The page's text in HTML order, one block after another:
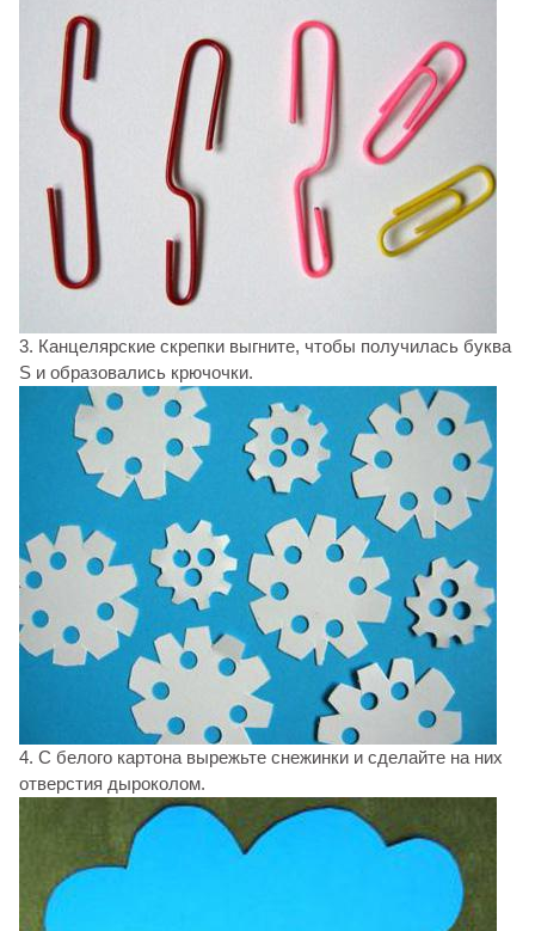
3. Канцелярские скрепки выгните, чтобы получилась буква
S и образовались крючочки.
4. С белого картона вырежьте снежинки и сделайте на них
отверстия дыроколом.